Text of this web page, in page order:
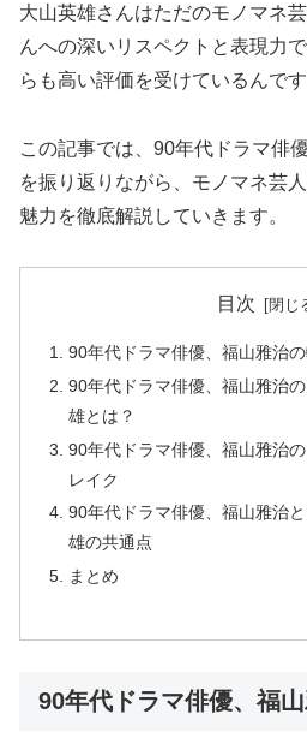
大山英雄さんはただのモノマネ
んへの深いリスペクトと表現力
らも高い評価を受けているんです
この記事では、90年代ドラマ俳
を振り返りながら、モノマネ芸
魅力を徹底解説していきます。
目次
90年代ドラマ俳優、福山雅治
90年代ドラマ俳優、福山雅治
雄とは？
90年代ドラマ俳優、福山雅治
レイク
90年代ドラマ俳優、福山雅治
雄の共通点
まとめ
90年代ドラマ俳優、福